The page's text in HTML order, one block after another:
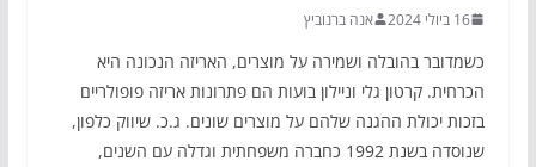
16 ביולי 2024 אנה ברנוביץ
כשמדובר בהובלה ושמירה על מוצרים, האריזה הנכונה היא
הכרחית. קרטון גלי וניילון בועות הם פתרונות אריזה פופולריים
בזכות יכולת ההגנה שלהם על מוצרים שונים. ג.כ. שיווק כלפון,
שנוסדה בשנת 1992 כחברה משפחתית וגדלה עם השנים,